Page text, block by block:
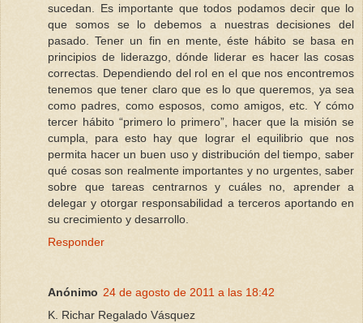
sucedan. Es importante que todos podamos decir que lo
que somos se lo debemos a nuestras decisiones del
pasado. Tener un fin en mente, éste hábito se basa en
principios de liderazgo, dónde liderar es hacer las cosas
correctas. Dependiendo del rol en el que nos encontremos
tenemos que tener claro que es lo que queremos, ya sea
como padres, como esposos, como amigos, etc. Y cómo
tercer hábito “primero lo primero”, hacer que la misión se
cumpla, para esto hay que lograr el equilibrio que nos
permita hacer un buen uso y distribución del tiempo, saber
qué cosas son realmente importantes y no urgentes, saber
sobre que tareas centrarnos y cuáles no, aprender a
delegar y otorgar responsabilidad a terceros aportando en
su crecimiento y desarrollo.
Responder
Anónimo 24 de agosto de 2011 a las 18:42
K. Richar Regalado Vásquez